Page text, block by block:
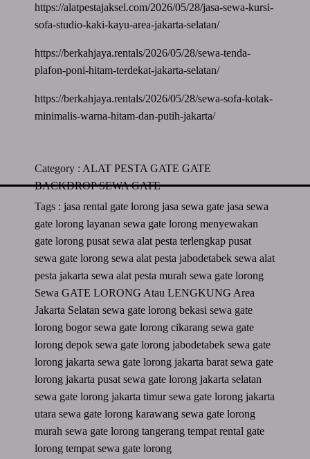
https://alatpestajaksel.com/2026/05/28/jasa-sewa-kursi-
sofa-studio-kaki-kayu-area-jakarta-selatan/
https://berkahjaya.rentals/2026/05/28/sewa-tenda-
plafon-poni-hitam-terdekat-jakarta-selatan/
https://berkahjaya.rentals/2026/05/28/sewa-sofa-kotak-
minimalis-warna-hitam-dan-putih-jakarta/
Category : ALAT PESTAGATEGATE
BACKDROPSEWA GATE
Tags : jasa rental gate lorongjasa sewa gatejasa sewa
gate loronglayanan sewa gate lorongmenyewakan
gate lorongpusat sewa alat pesta terlengkappusat
sewa gate lorongsewa alat pesta jabodetabeksewa alat
pesta jakartasewa alat pesta murahsewa gate lorong
Sewa GATE LORONG Atau LENGKUNG Area
Jakarta Selatansewa gate lorong bekasisewa gate
lorong bogorsewa gate lorong cikarangsewa gate
lorong depoksewa gate lorong jabodetabeksewa gate
lorong jakartasewa gate lorong jakarta baratsewa gate
lorong jakarta pusatsewa gate lorong jakarta selatan
sewa gate lorong jakarta timursewa gate lorong jakarta
utarasewa gate lorong karawangsewa gate lorong
murahsewa gate lorong tangerangtempat rental gate
lorongtempat sewa gate lorong